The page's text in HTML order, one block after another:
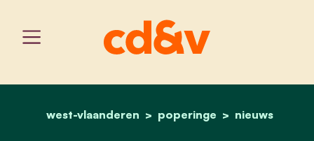
home
west-vlaanderen poperinge nieuws
goede resultaten voor